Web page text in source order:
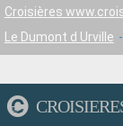
Croisières
Le Dumont d Urville